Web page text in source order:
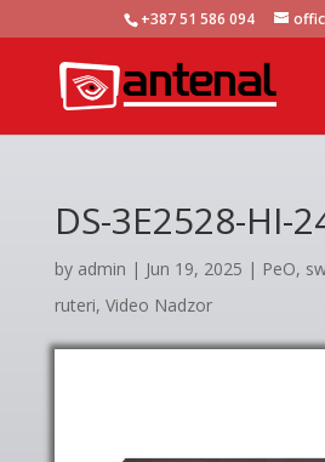
+387 51 586 094
DS-3E2528-HI-
by admin | Jun 19, 2025 | PeO,
ruteri, Video Nadzor